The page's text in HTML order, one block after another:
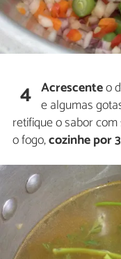
4 Acrescenteo
e algumas
retifique o sabor
o fogo,cozinhe por